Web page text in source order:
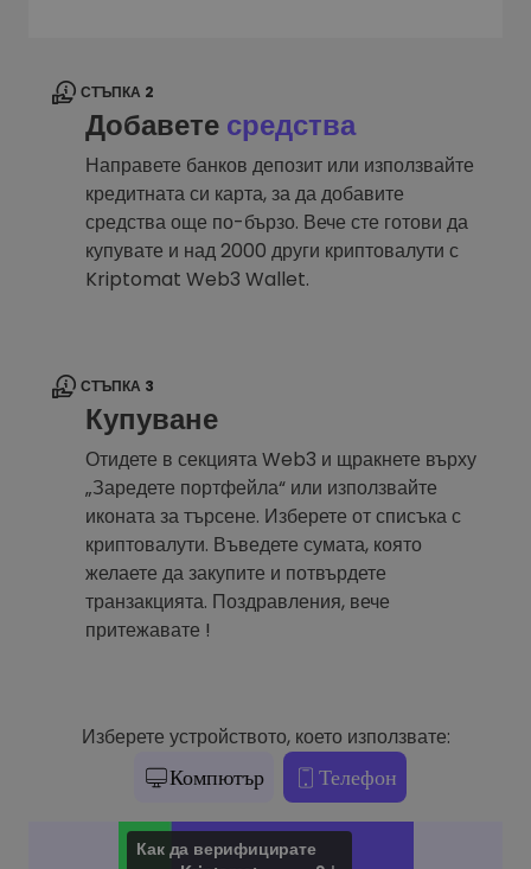
СТЪПКА 2
Добавете средства
Направете банков депозит или използвайте
кредитната си карта, за да добавите
средства още по-бързо. Вече сте готови да
купувате и над 2000 други криптовалути с
Kriptomat Web3 Wallet.
СТЪПКА 3
Купуване
Отидете в секцията Web3 и щракнете върху
„Заредете портфейла“ или използвайте
иконата за търсене. Изберете от списъка с
криптовалути. Въведете сумата, която
желаете да закупите и потвърдете
транзакцията. Поздравления, вече
притежавате !
Изберете устройството, което използвате:
Компютър Телефон